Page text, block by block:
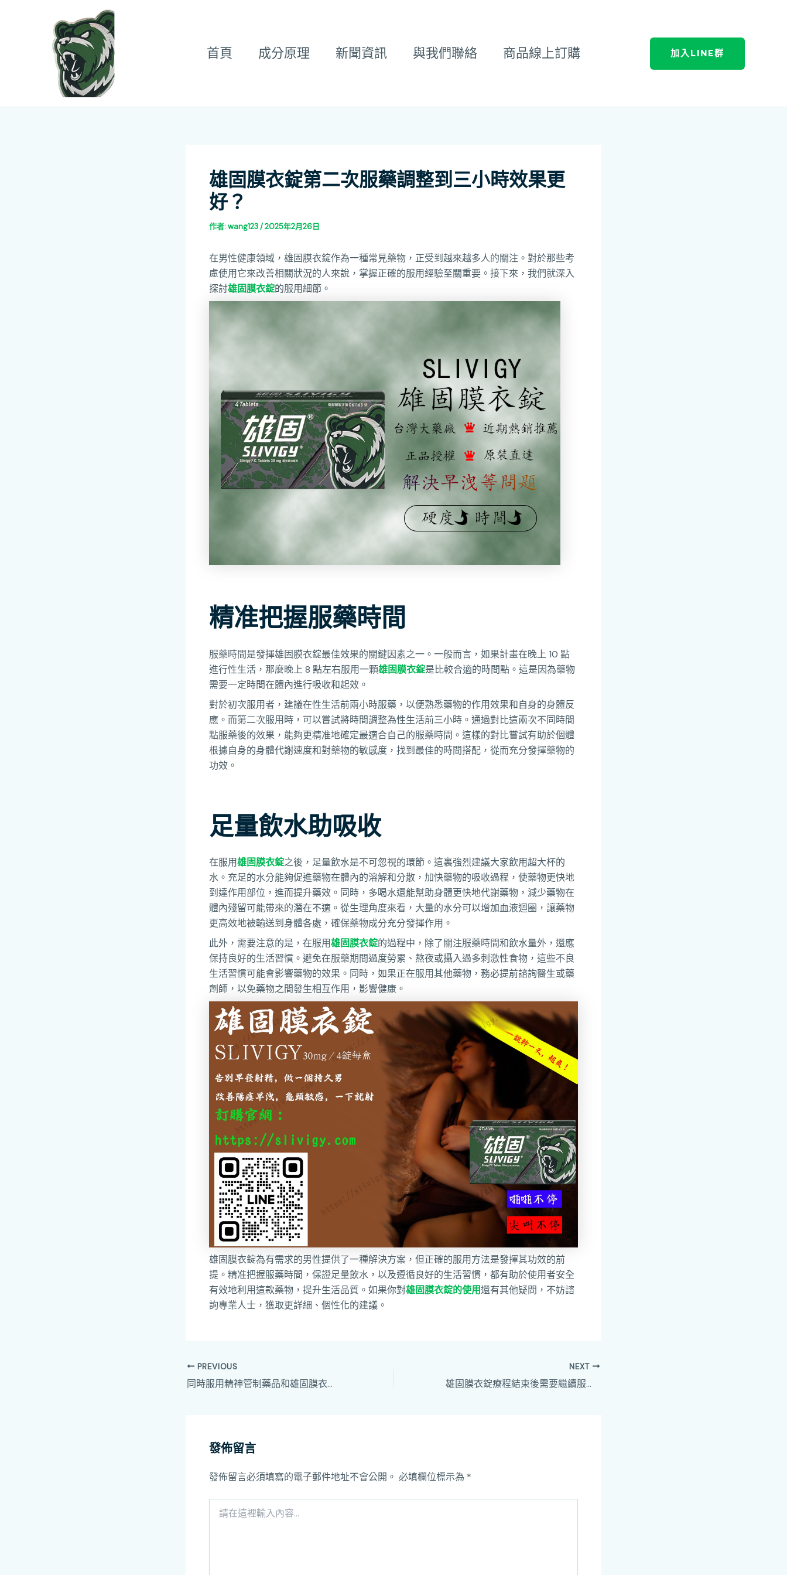
首頁 成分原理 新聞資訊 與我們聯絡 商品線上訂購 加入LINE群
雄固膜衣錠第二次服藥調整到三小時效果更
好？
作者:wang123/2025年2月26日
在男性健康領域，雄固膜衣錠作為一種常見藥物，正受到越來越多人的關注。對於那些考
慮使用它來改善相關狀況的人來說，掌握正確的服用經驗至關重要。接下來，我們就深入
探討雄固膜衣錠的服用細節。
精准把握服藥時間
服藥時間是發揮雄固膜衣錠最佳效果的關鍵因素之一。一般而言，如果計畫在晚上 10 點
進行性生活，那麼晚上 8 點左右服用一顆雄固膜衣錠是比較合適的時間點。這是因為藥物
需要一定時間在體內進行吸收和起效。
對於初次服用者，建議在性生活前兩小時服藥，以便熟悉藥物的作用效果和自身的身體反
應。而第二次服用時，可以嘗試將時間調整為性生活前三小時。通過對比這兩次不同時間
點服藥後的效果，能夠更精准地確定最適合自己的服藥時間。這樣的對比嘗試有助於個體
根據自身的身體代謝速度和對藥物的敏感度，找到最佳的時間搭配，從而充分發揮藥物的
功效。
足量飲水助吸收
在服用雄固膜衣錠之後，足量飲水是不可忽視的環節。這裏強烈建議大家飲用超大杯的
水。充足的水分能夠促進藥物在體內的溶解和分散，加快藥物的吸收過程，使藥物更快地
到達作用部位，進而提升藥效。同時，多喝水還能幫助身體更快地代謝藥物，減少藥物在
體內殘留可能帶來的潛在不適。從生理角度來看，大量的水分可以增加血液迴圈，讓藥物
更高效地被輸送到身體各處，確保藥物成分充分發揮作用。
此外，需要注意的是，在服用雄固膜衣錠的過程中，除了關注服藥時間和飲水量外，還應
保持良好的生活習慣。避免在服藥期間過度勞累、熬夜或攝入過多刺激性食物，這些不良
生活習慣可能會影響藥物的效果。同時，如果正在服用其他藥物，務必提前諮詢醫生或藥
劑師，以免藥物之間發生相互作用，影響健康。
雄固膜衣錠為有需求的男性提供了一種解決方案，但正確的服用方法是發揮其功效的前
提。精准把握服藥時間，保證足量飲水，以及遵循良好的生活習慣，都有助於使用者安全
有效地利用這款藥物，提升生活品質。如果你對雄固膜衣錠的使用還有其他疑問，不妨諮
詢專業人士，獲取更詳細、個性化的建議。
PREVIOUS
同時服用精神管制藥品和雄固膜衣錠，後果有多嚴重？
NEXT
雄固膜衣錠療程結束後需要繼續服用嗎？專家建議！
發佈留言
發佈留言必須填寫的電子郵件地址不會公開。 必填欄位標示為 *